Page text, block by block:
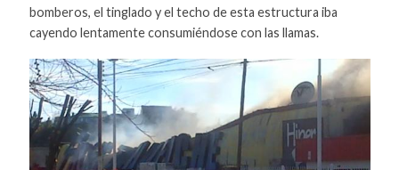
bomberos, el tinglado y el techo de esta estructura iba
cayendo lentamente consumiéndose con las llamas.